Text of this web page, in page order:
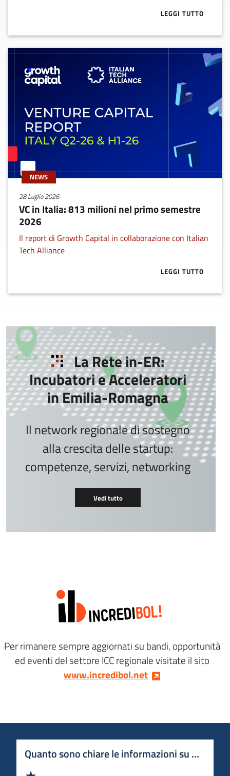
LEGGI TUTTOABOUT ECCO
NEWS
28 Luglio 2026
VC in Italia: 813 milioni nel primo semestre
2026
Il report di Growth Capital in collaborazione con Italian
Tech Alliance
LEGGI TUTTOABOUT VC IN
La Rete in-ER:
Incubatori e Acceleratori
in Emilia-Romagna
Il network regionale di sostegno
alla crescita delle startup:
competenze, servizi, networking
Vedi tutto
Per rimanere sempre aggiornati su bandi, opportunità
ed eventi del settore ICC regionale visitate il sito
www.incredibol.net
Quanto sono chiare le informazioni su questa